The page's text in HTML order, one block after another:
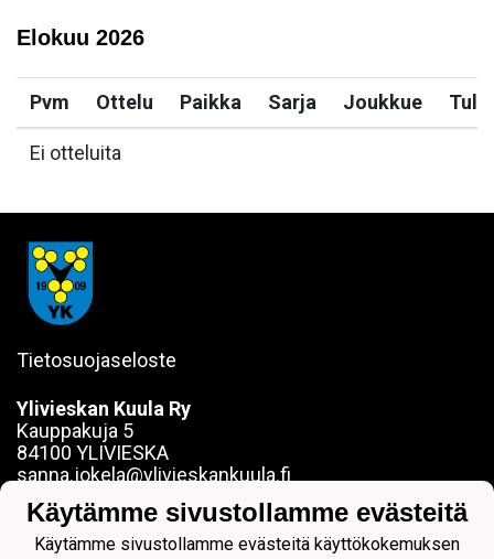
Elokuu 2026
Pvm Ottelu Paikka Sarja Joukkue
Ei otteluita
Tietosuojaseloste
Ylivieskan Kuula Ry
Kauppakuja 5
84100 YLIVIESKA
sanna.jokela@ylivieskankuula.fi
Y-tunnus: 0190563-7
Käytämme sivustollamme evästeitä
Käytämme sivustollamme evästeitä käyttökokemuksen